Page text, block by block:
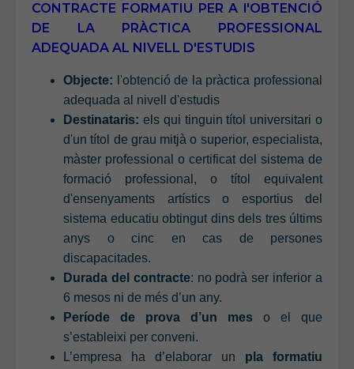
CONTRACTE FORMATIU PER A l'OBTENCIÓ
DE LA PRÀCTICA PROFESSIONAL
ADEQUADA AL NIVELL D'ESTUDIS
Objecte: l'obtenció de la pràctica professional
adequada al nivell d'estudis
Destinataris: els qui tinguin títol universitari o
d'un títol de grau mitjà o superior, especialista,
màster professional o certificat del sistema de
formació professional, o títol equivalent
d'ensenyaments artístics o esportius del
sistema educatiu obtingut dins dels tres últims
anys o cinc en cas de persones
discapacitades.
Durada del contracte: no podrà ser inferior a
6 mesos ni de més d’un any.
Període de prova d’un mes o el que
s’estableixi per conveni.
L’empresa ha d’elaborar un pla formatiu